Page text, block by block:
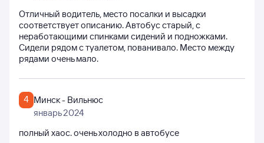
Отличный водитель, место посалки и высадки
соответствует описанию. Автобус старый, с
неработающими спинками сидений и подножками.
Сидели рядом с туалетом, пованивало. Место между
рядами очень мало.
4 Минск - Вильнюс
январь 2024
полный хаос. очень холодно в автобусе